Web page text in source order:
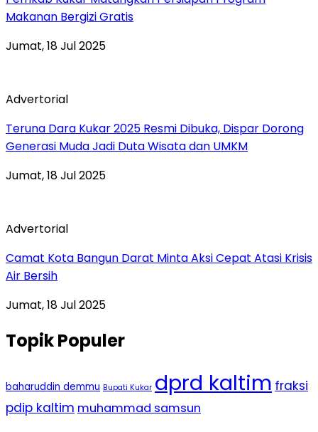
Makanan Bergizi Gratis
Jumat, 18 Jul 2025
Advertorial
Teruna Dara Kukar 2025 Resmi Dibuka, Dispar Dorong
Generasi Muda Jadi Duta Wisata dan UMKM
Jumat, 18 Jul 2025
Advertorial
Camat Kota Bangun Darat Minta Aksi Cepat Atasi Krisis
Air Bersih
Jumat, 18 Jul 2025
Topik Populer
baharuddin demmu Bupati Kukar dprd kaltim fraksi
pdip kaltim muhammad samsun